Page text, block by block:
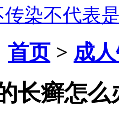
传染不代表
首页> 成
长癣怎么